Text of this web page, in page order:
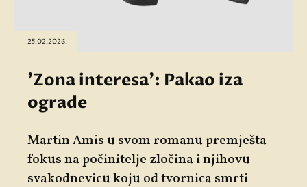
25.02.2026.
'Zona interesa': Pakao iza
ograde
Martin Amis u svom romanu premješta
fokus na počinitelje zločina i njihovu
svakodnevicu koju od tvornica smrti